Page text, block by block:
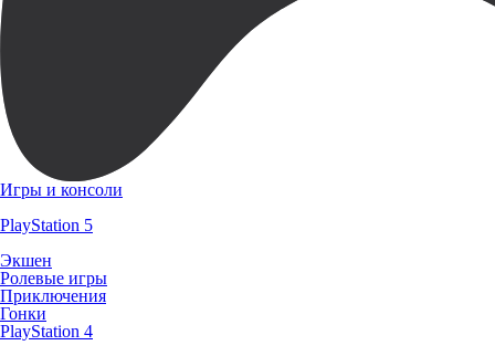
Игры и консоли
PlayStation 5
Экшен
Ролевые игры
Приключения
Гонки
PlayStation 4